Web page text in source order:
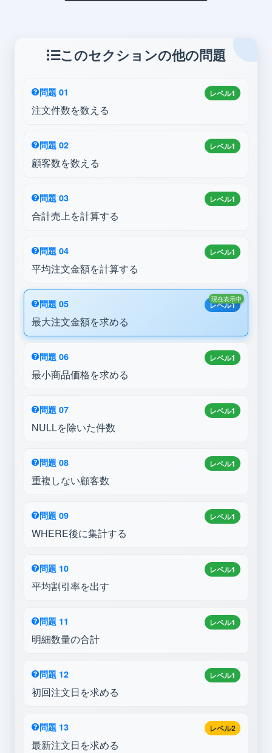
このセクションの他の問題
レベル1
問題 01
注文件数を数える
レベル1
問題 02
顧客数を数える
レベル1
問題 03
合計売上を計算する
レベル1
問題 04
平均注文金額を計算する
レベル1
問題 05
最大注文金額を求める
現在表示中
レベル1
問題 06
最小商品価格を求める
レベル1
問題 07
NULLを除いた件数
レベル1
問題 08
重複しない顧客数
レベル1
問題 09
WHERE後に集計する
レベル1
問題 10
平均割引率を出す
レベル1
問題 11
明細数量の合計
レベル1
問題 12
初回注文日を求める
レベル2
問題 13
最新注文日を求める